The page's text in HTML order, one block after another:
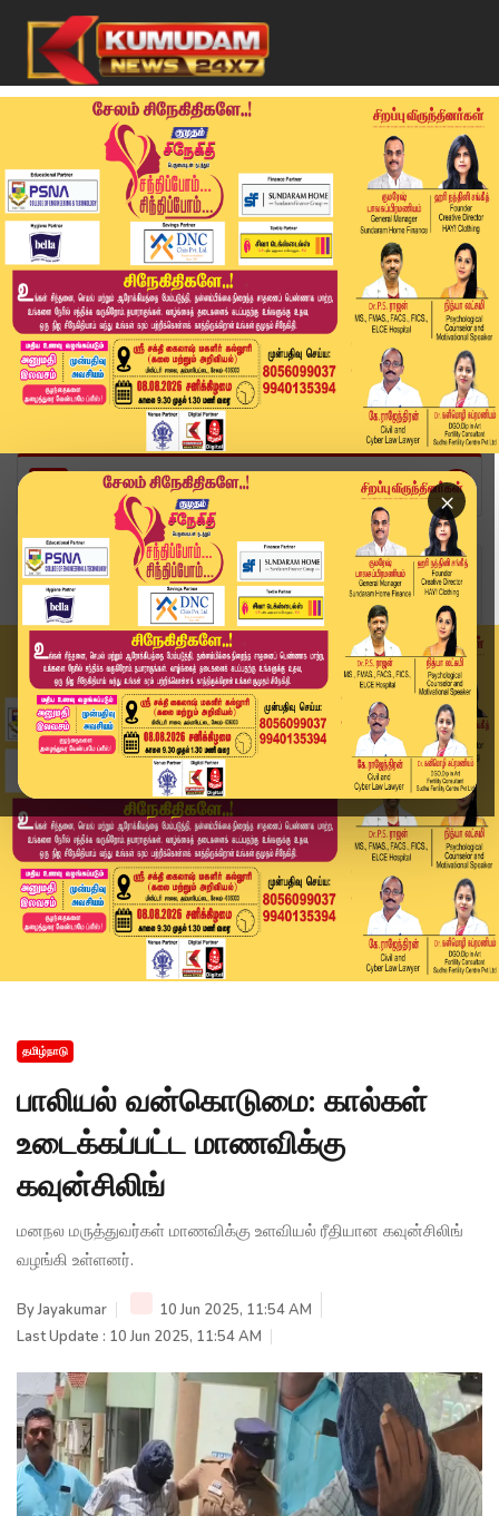
×
Home
தமிழ்நாடு
பாலியல் வன்கொடுமை: கால்கள் உடைக்கப்பட்ட மாணவிக்...
தமிழ்நாடு
பாலியல் வன்கொடுமை: கால்கள்
உடைக்கப்பட்ட மாணவிக்கு
கவுன்சிலிங்
மனநல மருத்துவர்கள் மாணவிக்கு உளவியல் ரீதியான கவுன்சிலிங்
வழங்கி உள்ளனர்.
ByJayakumar
10 Jun 2025, 11:54 AM
Last Update : 10 Jun 2025, 11:54 AM